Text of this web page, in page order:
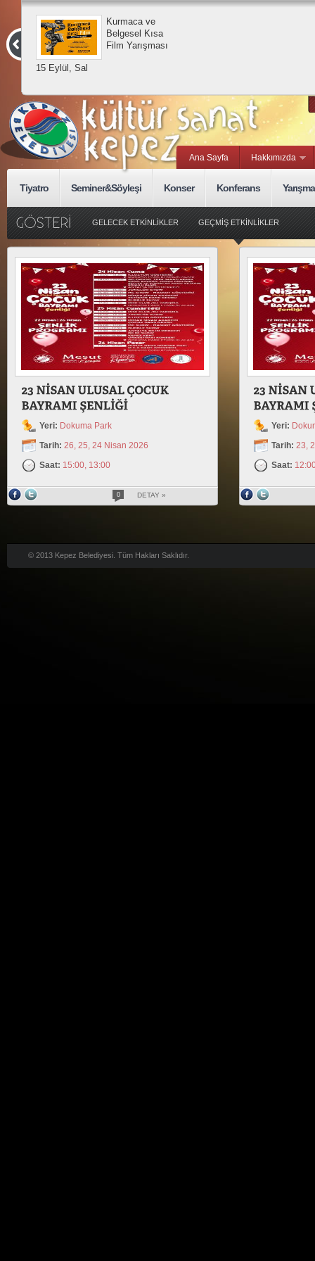
15 Eylül, Sal
Kurmaca ve
Belgesel Kısa
Film Yarışması
Ana Sayfa Hakkımızda
Tiyatro Seminer&Söyleşi Konser Konferans Yarışma
GELECEK ETKİNLİKLER GEÇMİŞ ETKİNLİKLER
Yeri: Dokuma Park
Tarih: 26, 25, 24 Nisan 2026
Saat: 15:00, 13:00
0 DETAY »
Yeri:
Tarih: 23,
Saat:
© 2013 Kepez Belediyesi. Tüm Hakları Saklıdır.